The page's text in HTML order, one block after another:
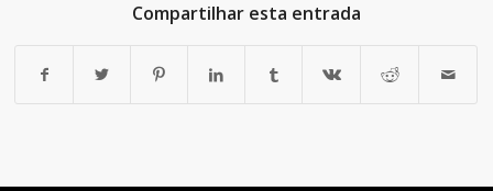
Compartilhar esta entrada